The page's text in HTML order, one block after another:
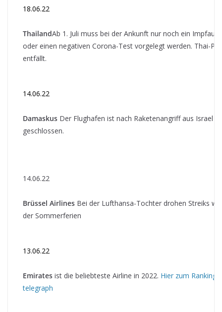
18.06.22
ThailandAb 1. Juli muss bei der Ankunft nur noch ein
oder einen negativen Corona-Test vorgelegt werden. Thai-
entfällt.
14.06.22
Damaskus Der Flughafen ist nach Raketenangriff aus Israel
geschlossen.
14.06.22
Brüssel Airlines Bei der Lufthansa-Tochter drohen Streiks
der Sommerferien
13.06.22
Emirates ist die beliebteste Airline in 2022. Hier zum Ranking
telegraph